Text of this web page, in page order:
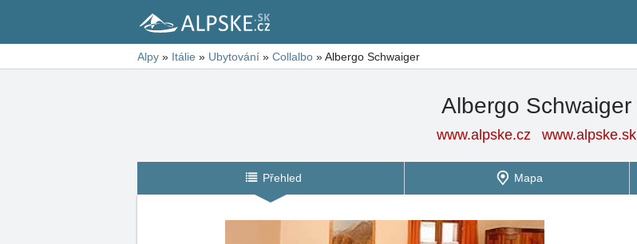
Alpy » Itálie » Ubytování » Collalbo »Albergo Schwaiger
Albergo Schwaiger
www.alpske.cz www.alpske.sk
Přehled Mapa